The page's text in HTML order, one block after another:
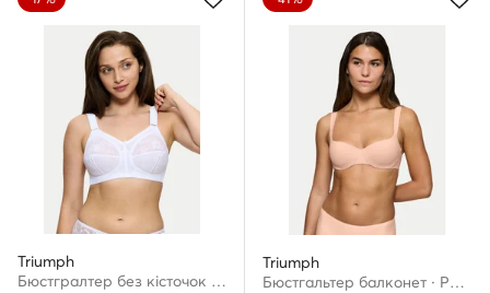
Triumph
Бюстгралтер без кісточок · Білий
Triumph
Бюстгальтер балконет · Рожевий